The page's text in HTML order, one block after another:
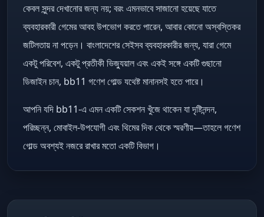
কেবল সুন্দর দেখানোর জন্য নয়; বরং এমনভাবে সাজানো হয়েছে যাতে
ব্যবহারকারী গেমের আবহ উপভোগ করতে পারেন, আবার কোনো অস্বস্তিকর
জটিলতায় না পড়েন। বাংলাদেশের সেইসব ব্যবহারকারীর জন্য, যারা গেমে
একটু পরিবেশ, একটু প্রতীকী ভিজ্যুয়াল এবং একই সঙ্গে একটি গুছানো
ডিজাইন চান, bb11 গণেশ গোল্ড যথেষ্ট মানানসই হতে পারে।
আপনি যদি bb11-এ এমন একটি সেকশন খুঁজে থাকেন যা দৃষ্টিনন্দন,
পরিচ্ছন্ন, মোবাইল-উপযোগী এবং থিমের দিক থেকে স্মরণীয়—তাহলে গণেশ
গোল্ড অবশ্যই নজরে রাখার মতো একটি বিভাগ।